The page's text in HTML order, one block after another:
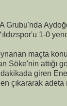
Grubu'nda
1-0
maçta
Söke'nin attığı
giren
çıkararak adeta